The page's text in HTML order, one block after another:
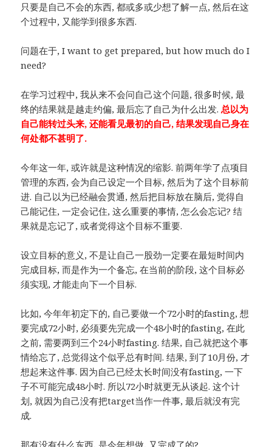
只要是自己不会的东西, 都或多或少想了解一点, 然后在这
个过程中, 又能学到很多东西.
问题在于, I want to get prepared, but how much do I
need?
在学习过程中, 我从来不会问自己这个问题, 很多时候, 最
终的结果就是越走约偏, 最后忘了自己为什么出发.总以为
自己能转过头来, 还能看见最初的自己, 结果发现自己身在
何处都不甚明了.
今年这一年, 或许就是这种情况的缩影. 前两年学了点项目
管理的东西, 会为自己设定一个目标, 然后为了这个目标前
进. 自己以为已经融会贯通, 然后把目标放在脑后, 觉得自
己能记住, 一定会记住, 这么重要的事情, 怎么会忘记? 结
果就是忘记了, 或者觉得这个目标不重要.
设立目标的意义, 不是让自己一股劲一定要在最短时间内
完成目标, 而是作为一个备忘, 在当前的阶段, 这个目标必
须实现, 才能走向下一个目标.
比如, 今年年初定下的, 自己要做一个72小时的fasting, 想
要完成72小时, 必须要先完成一个48小时的fasting, 在此
之前, 需要两到三个24小时fasting. 结果, 自己就把这个事
情给忘了, 总觉得这个似乎总有时间. 结果, 到了10月份, 才
想起来这件事. 因为自己已经太长时间没有fasting, 一下
子不可能完成48小时. 所以72小时就更无从谈起. 这个计
划, 就因为自己没有把target当作一件事, 最后就没有完
成.